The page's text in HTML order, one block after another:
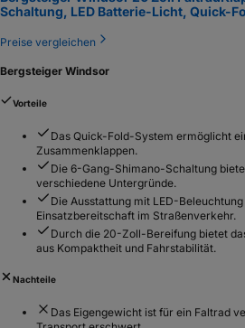
Schaltung, LED Batterie-Licht, Quick-
Preise vergleichen
Bergsteiger Windsor
Vorteile
Das Quick-Fold-System ermöglicht
Zusammenklappen.
Die 6-Gang-Shimano-Schaltung
verschiedene Untergründe.
Die Ausstattung mit LED-
Einsatzbereitschaft im Straßenverkehr.
Durch die 20-Zoll-Bereifung bietet
aus Kompaktheit und Fahrstabilität.
Nachteile
Das Eigengewicht ist für ein Faltrad